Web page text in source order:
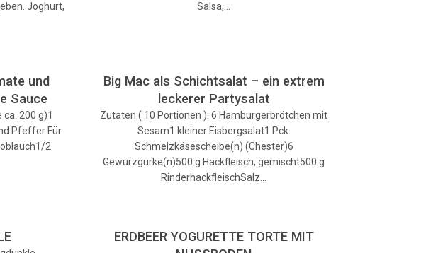
Joghurt,
Salsa,…
und
Sauce
200 g)1
Pfeffer Für
2
Big Mac als Schichtsalat – ein extrem
leckerer Partysalat
Zutaten ( 10 Portionen ): 6 Hamburgerbrötchen mit
Sesam1 kleiner Eisbergsalat1 Pck.
Schmelzkäsescheibe(n) (Chester)6
Gewürzgurke(n)500 g Hackfleisch, gemischt500 g
RinderhackfleischSalz…
ERDBEER YOGURETTE TORTE MIT